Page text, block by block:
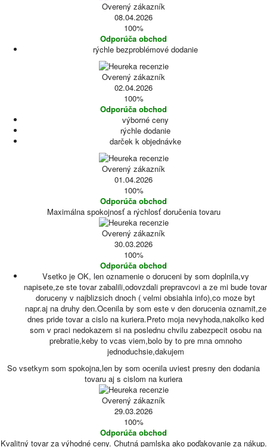
Overený zákazník
08.04.2026
100%
Odporúča obchod
rýchle bezproblémové dodanie
Overený zákazník
02.04.2026
100%
Odporúča obchod
výborné ceny
rýchle dodanie
darček k objednávke
Overený zákazník
01.04.2026
100%
Odporúča obchod
Maximálna spokojnosť a rýchlosť doručenia tovaru
Overený zákazník
30.03.2026
100%
Odporúča obchod
Vsetko je OK, len oznamenie o doruceni by som doplnila,vy
napisete,ze ste tovar zabalili,odovzdali prepravcovi a ze mi bude tovar
doruceny v najblizsich dnoch ( velmi obsiahla info),co moze byt
napr.aj na druhy den.Ocenila by som este v den dorucenia oznamit,ze
dnes pride tovar a cislo na kuriera.Preto moja nevyhoda,nakolko ked
som v praci nedokazem si na poslednu chvilu zabezpecit osobu na
prebratie,keby to vcas viem,bolo by to pre mna omnoho
jednoduchsie,dakujem
So vsetkym som spokojna,len by som ocenila uviest presny den dodania
tovaru aj s cislom na kuriera
Overený zákazník
29.03.2026
100%
Odporúča obchod
Kvalitný tovar za výhodné ceny. Chutná pamlska ako poďakovanie za nákup.